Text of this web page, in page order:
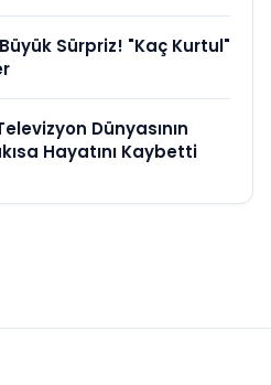
Sürpriz! "Kaç Kurtul"
Dünyasının
Hayatını Kaybetti